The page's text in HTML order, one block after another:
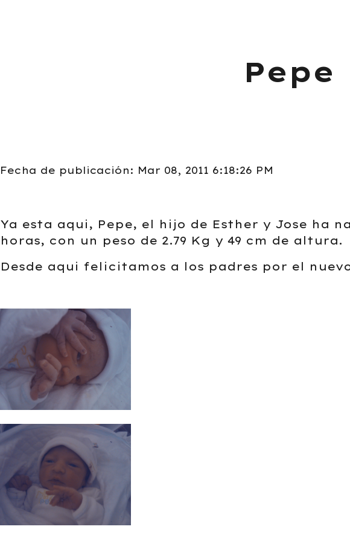
Pepe
Fecha de publicación: Mar 08, 2011 6:18:26 PM
Ya esta aqui, Pepe, el hijo de Esther y Jose ha
horas, con un peso de 2.79 Kg y 49 cm de altura.
Desde aqui felicitamos a los padres por el